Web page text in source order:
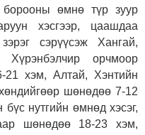
борооны өмнө түр зуур
хэсгээр, цаашдаа
сэрүүсэж Хангай,
Хүрэнбэлчир орчмоор
хэм, Алтай, Хэнтийн
шөнөдөө 7-12
нутгийн өмнөд хэсэг,
шөнөдөө 18-23 хэм,